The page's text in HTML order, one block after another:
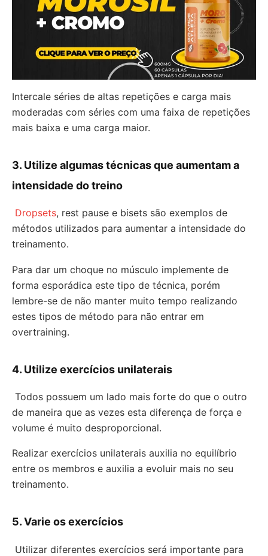
Intercale séries de altas repetições e carga mais
moderadas com séries com uma faixa de repetições
mais baixa e uma carga maior.
3. Utilize algumas técnicas que aumentam a
intensidade do treino
Dropsets, rest pause e bisets são exemplos de
métodos utilizados para aumentar a intensidade do
treinamento.
Para dar um choque no músculo implemente de
forma esporádica este tipo de técnica, porém
lembre-se de não manter muito tempo realizando
estes tipos de método para não entrar em
overtraining.
4. Utilize exercícios unilaterais
Todos possuem um lado mais forte do que o outro
de maneira que as vezes esta diferença de força e
volume é muito desproporcional.
Realizar exercícios unilaterais auxilia no equilíbrio
entre os membros e auxilia a evoluir mais no seu
treinamento.
5. Varie os exercícios
Utilizar diferentes exercícios será importante para